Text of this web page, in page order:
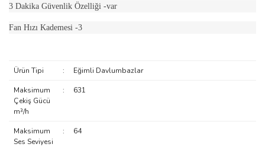
3 Dakika Güvenlik Özelliği -var
Fan Hızı Kademesi -3
Ürün Tipi : Eğimli Davlumbazlar
Maksimum
Çekiş Gücü
m³/h
: 631
Maksimum
Ses Seviyesi
: 64